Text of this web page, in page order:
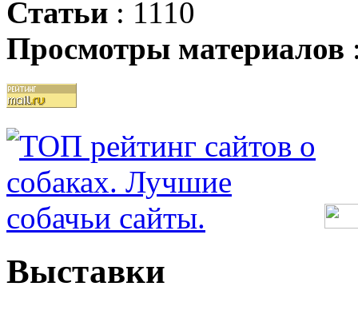
Статьи : 1110
Просмотры материалов
Выставки